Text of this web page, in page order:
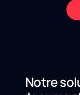
Notre